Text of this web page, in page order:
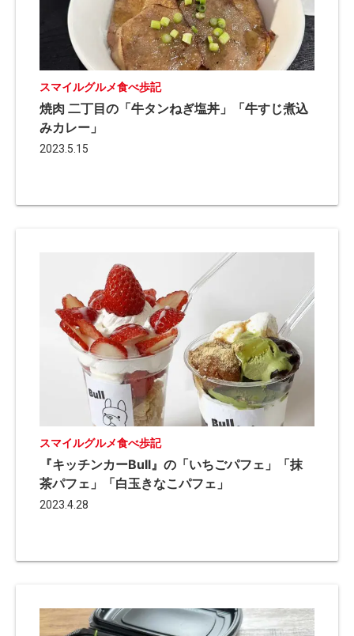
スマイルグルメ食べ歩記
焼肉 二丁目の「牛タンねぎ塩丼」「牛すじ煮込
みカレー」
2023.5.15
スマイルグルメ食べ歩記
『キッチンカーBull』の「いちごパフェ」「抹
茶パフェ」「白玉きなこパフェ」
2023.4.28